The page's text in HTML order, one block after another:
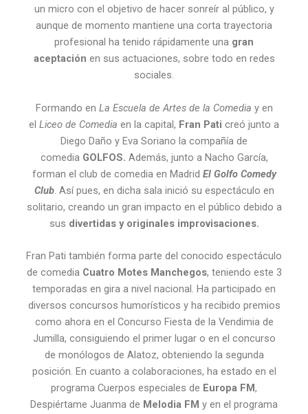
un micro con el objetivo de hacer sonreír al público, y
aunque de momento mantiene una corta trayectoria
profesional ha tenido rápidamente una gran
aceptación en sus actuaciones, sobre todo en redes
sociales.
Formando en La Escuela de Artes de la Comedia y en
el Liceo de Comedia en la capital, Fran Pati creó junto a
Diego Daño y Eva Soriano la compañía de
comediaGOLFOS. Además, junto a Nacho García,
forman el club de comedia en Madrid El Golfo Comedy
Club. Así pues, en dicha sala inició su espectáculo en
solitario, creando un gran impacto en el público debido a
sus divertidas y originales improvisaciones.
Fran Pati también forma parte del conocido espectáculo
de comedia Cuatro Motes Manchegos, teniendo este 3
temporadas en gira a nivel nacional. Ha participado en
diversos concursos humorísticos y ha recibido premios
como ahora en el Concurso Fiesta de la Vendimia de
Jumilla, consiguiendo el primer lugar o en el concurso
de monólogos de Alatoz, obteniendo la segunda
posición. En cuanto a colaboraciones, ha estado en el
programa Cuerpos especiales de Europa FM,
Despiértame Juanma de Melodia FM y en el programa